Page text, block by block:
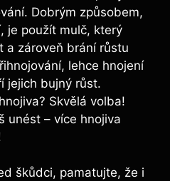
Dobrým způsobem,
je použít mulč, který
a zároveň brání růstu
lehce hnojení
jejich bujný růst.
Skvělá volba!
unést – více hnojiva
škůdci, pamatujte, že i